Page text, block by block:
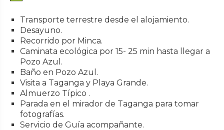
Transporte terrestre desde el alojamiento.
Desayuno.
Recorrido por Minca.
Caminata ecológica por 15- 25 min hasta llegar a
Pozo Azul.
Baño en Pozo Azul.
Visita a Taganga y Playa Grande.
Almuerzo Típico .
Parada en el mirador de Taganga para tomar
fotografías.
Servicio de Guía acompañante.